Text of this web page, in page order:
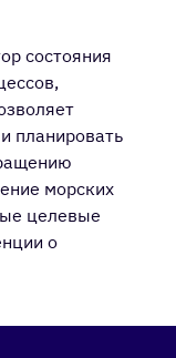
состояния
планировать
морских
целевые
о